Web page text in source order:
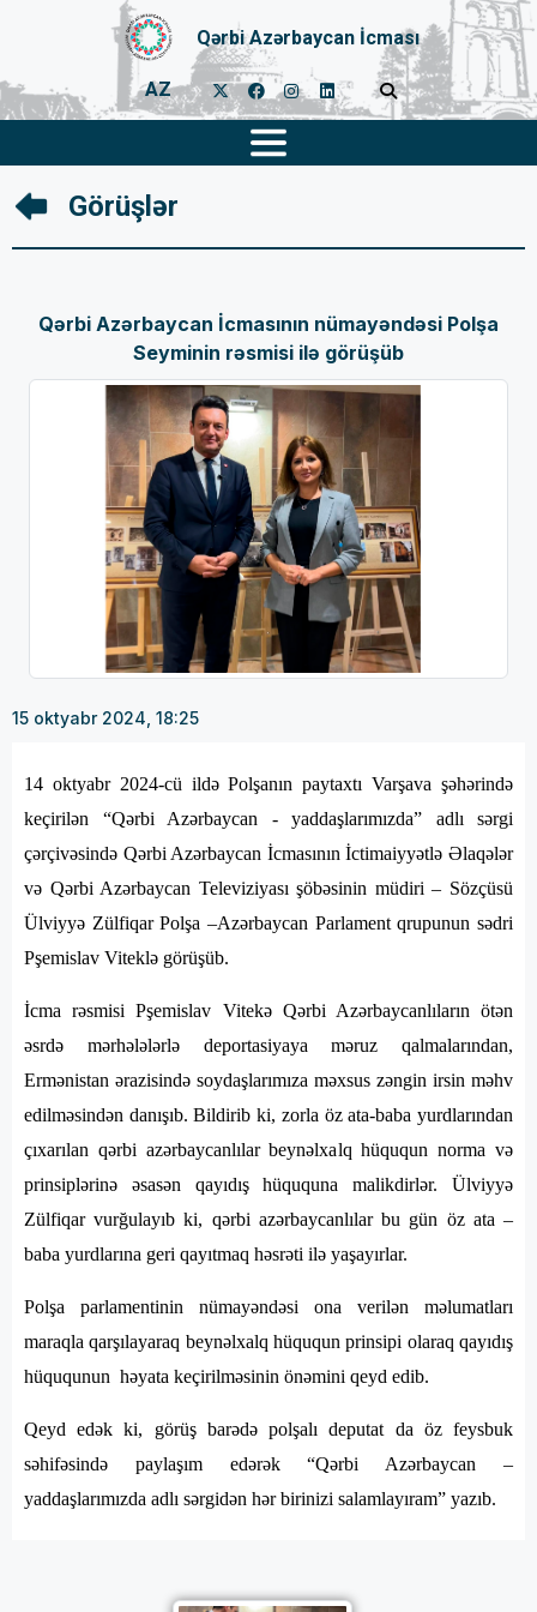
Qərbi Azərbaycan İcması
AZ
Görüşlər
Qərbi Azərbaycan İcmasının nümayəndəsi Polşa
Seyminin rəsmisi ilə görüşüb
15 oktyabr 2024, 18:25
14 oktyabr 2024-cü ildə Polşanın paytaxtı Varşava şəhərində
keçirilən “Qərbi Azərbaycan - yaddaşlarımızda” adlı sərgi
çərçivəsində Qərbi Azərbaycan İcmasının İctimaiyyətlə Əlaqələr
və Qərbi Azərbaycan Televiziyası şöbəsinin müdiri – Sözçüsü
Ülviyyə Zülfiqar Polşa –Azərbaycan Parlament qrupunun sədri
Pşemislav Viteklə görüşüb.
İcma rəsmisi Pşemislav Vitekə Qərbi Azərbaycanlıların ötən
əsrdə mərhələlərlə deportasiyaya məruz qalmalarından,
Ermənistan ərazisində soydaşlarımıza məxsus zəngin irsin məhv
edilməsindən danışıb. Bildirib ki, zorla öz ata-baba yurdlarından
çıxarılan qərbi azərbaycanlılar beynəlxalq hüququn norma və
prinsiplərinə əsasən qayıdış hüququna malikdirlər. Ülviyyə
Zülfiqar vurğulayıb ki, qərbi azərbaycanlılar bu gün öz ata –
baba yurdlarına geri qayıtmaq həsrəti ilə yaşayırlar.
Polşa parlamentinin nümayəndəsi ona verilən məlumatları
maraqla qarşılayaraq beynəlxalq hüququn prinsipi olaraq qayıdış
hüququnun həyata keçirilməsinin önəmini qeyd edib.
Qeyd edək ki, görüş barədə polşalı deputat da öz feysbuk
səhifəsində paylaşım edərək “Qərbi Azərbaycan –
yaddaşlarımızda adlı sərgidən hər birinizi salamlayıram” yazıb.